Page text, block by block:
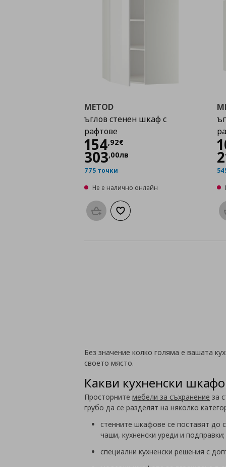
METOD
ъглов стенен шкаф с
рафтове
154,92€
Цена
303,00лв
775 точки
Не е налично онлайн
Προσθήκη στο καλάθι
Добави към списъка с любими
Без значение колко голяма е вашата
своето място.
Какви кухненски
Просторнитемебели за съхранение за
грубо да се разделят на няколко
стенните шкафове се поставят до
чаши, кухненски уреди и подправки;
специални кухненски решения с